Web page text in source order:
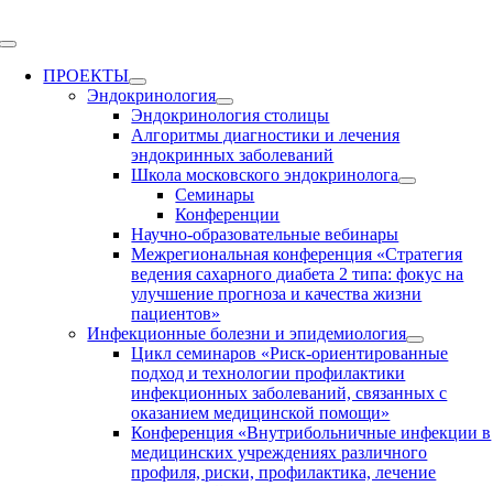
to
Toggle
NavigationПРОЕКТЫ
Эндокринология
Эндокринология столицы
Алгоритмы диагностики и лечения
эндокринных заболеваний
Школа московского эндокринолога
Семинары
Конференции
Научно-образовательные вебинары
Межрегиональная конференция «Стратегия
ведения сахарного диабета 2 типа: фокус на
улучшение прогноза и качества жизни
пациентов»
Инфекционные болезни и эпидемиология
Цикл семинаров «Риск-ориентированные
подход и технологии профилактики
инфекционных заболеваний, связанных с
оказанием медицинской помощи»
Конференция «Внутрибольничные инфекции в
медицинских учреждениях различного
профиля, риски, профилактика, лечение